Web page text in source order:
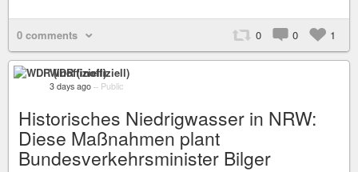
0 comments 0 0 1
WDR (inoffiziell)
3 days ago – Public
Historisches Niedrigwasser in NRW:
Diese Maßnahmen plant
Bundesverkehrsminister Bilger